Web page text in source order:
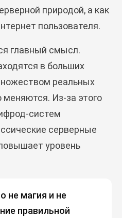
природой, а как
пользователя.
главный смысл.
в больших
реальных
меняются. Из-за этого
систем
серверные
уровень
не магия и не
правильной